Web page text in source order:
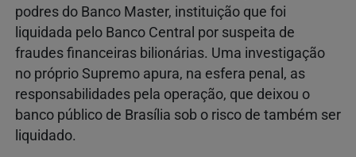
podres do Banco Master, instituição que foi
liquidada pelo Banco Central por suspeita de
fraudes financeiras bilionárias. Uma investigação
no próprio Supremo apura, na esfera penal, as
responsabilidades pela operação, que deixou o
banco público de Brasília sob o risco de também ser
liquidado.